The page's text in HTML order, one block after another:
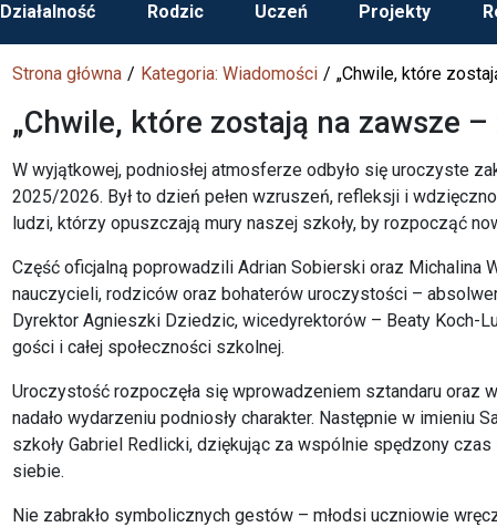
Działalność Rodzic Uczeń Projekty
Strona główna Kategoria: Wiadomości „Chwile, które
„Chwile, które zostają na zawsze
W wyjątkowej, podniosłej atmosferze odbyło się uroczyste
2025/2026. Był to dzień pełen wzruszeń, refleksji i
ludzi, którzy opuszczają mury naszej szkoły, by rozpocząć
Część oficjalną poprowadzili Adrian Sobierski oraz Michalina
nauczycieli, rodziców oraz bohaterów uroczystości –
Dyrektor Agnieszki Dziedzic, wicedyrektorów – Beaty Koch-
gości i całej społeczności szkolnej.
Uroczystość rozpoczęła się wprowadzeniem sztandaru oraz
nadało wydarzeniu podniosły charakter. Następnie w imieniu
szkoły Gabriel Redlicki, dziękując za wspólnie spędzony
siebie.
Nie zabrakło symbolicznych gestów – młodsi uczniowie